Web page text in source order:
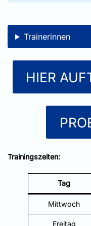
Trainerinnen
HIER
Trainingszeiten:
Tag
Mittwoch
Freitag